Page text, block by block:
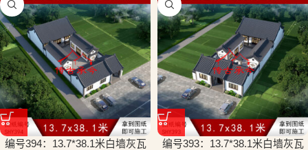
编号394：13.7*38.1米白墙灰瓦
编号393：13.7*38.1米白墙灰瓦